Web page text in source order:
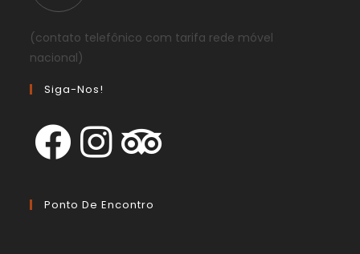
(contato telefônico com tarifa rede móvel
nacional)
Siga-Nos!
Ponto De Encontro